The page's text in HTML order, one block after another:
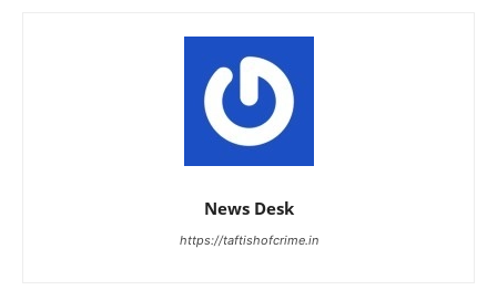
News Desk
https://taftishofcrime.in